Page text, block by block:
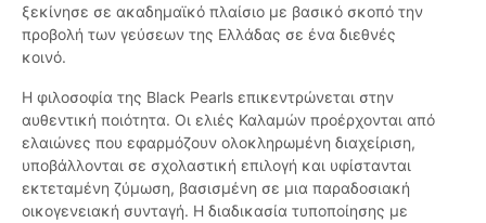
ξεκίνησε σε ακαδημαϊκό πλαίσιο με βασικό σκοπό την
προβολή των γεύσεων της Ελλάδας σε ένα διεθνές
κοινό.
Η φιλοσοφία της Black Pearls επικεντρώνεται στην
αυθεντική ποιότητα. Οι ελιές Καλαμών προέρχονται από
ελαιώνες που εφαρμόζουν ολοκληρωμένη διαχείριση,
υποβάλλονται σε σχολαστική επιλογή και υφίστανται
εκτεταμένη ζύμωση, βασισμένη σε μια παραδοσιακή
οικογενειακή συνταγή. Η διαδικασία τυποποίησης με